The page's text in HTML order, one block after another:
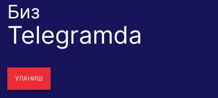
Биз
Telegramda
УЛАНИШ